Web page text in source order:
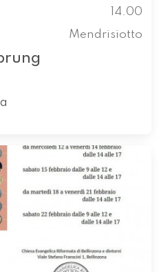
14.00
Mendrisiotto